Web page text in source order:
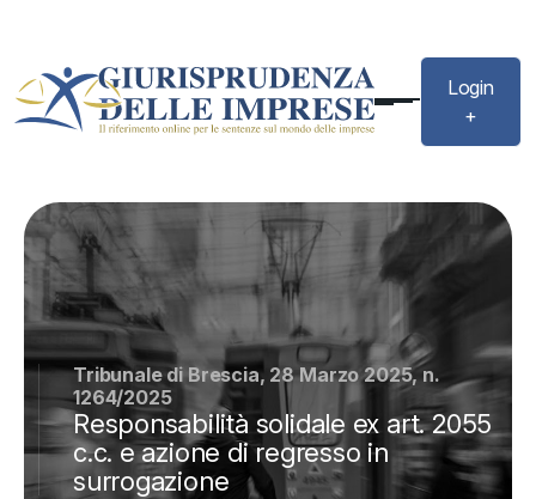
Login
+
Tribunale di Brescia, 28 Marzo 2025, n.
1264/2025
Responsabilità solidale ex art. 2055
c.c. e azione di regresso in
surrogazione